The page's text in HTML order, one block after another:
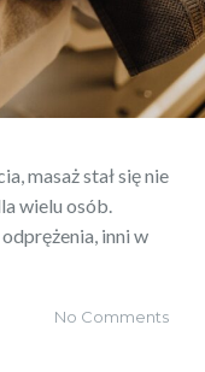
masaż stał się nie
wielu osób.
inni w
No Comments